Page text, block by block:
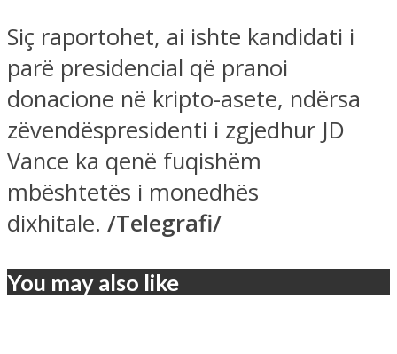
Siç raportohet, ai ishte kandidati i
parë presidencial që pranoi
donacione në kripto-asete, ndërsa
zëvendëspresidenti i zgjedhur JD
Vance ka qenë fuqishëm
mbështetës i monedhës
dixhitale. /Telegrafi/
You may also like